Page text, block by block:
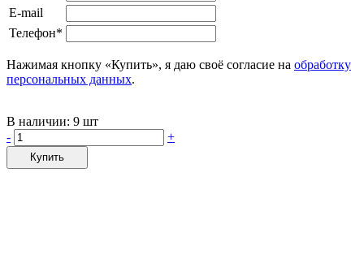
E-mail
Телефон*
Нажимая кнопку «Купить», я даю своё согласие на обработку
персональных данных.
В наличии: 9 шт
-
+
Купить